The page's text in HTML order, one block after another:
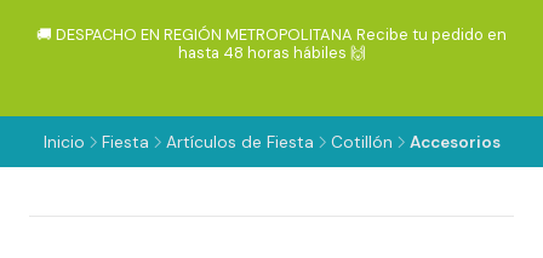
🚚 DESPACHO EN REGIÓN METROPOLITANA Recibe tu pedido en
hasta 48 horas hábiles 🙌
Inicio Fiesta Artículos de Fiesta Cotillón Accesorios